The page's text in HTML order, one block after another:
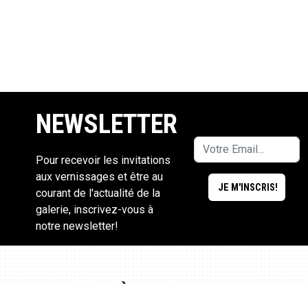
NEWSLETTER
Pour recevoir les invitations
aux vernissages et être au
courant de l'actualité de la
galerie, inscrivez-vous à
notre newsletter!